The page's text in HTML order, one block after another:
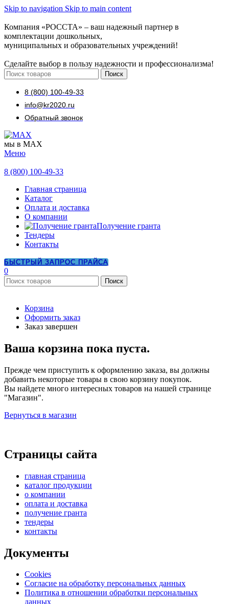
Skip to navigation Skip to main content
Компания «РОССТА» – ваш надежный партнер в
комплектации дошкольных,
муниципальных и образовательных учреждений!
Сделайте выбор в пользу надежности и профессионализма!
Поиск
8 (800) 100-49-33
info@kr2020.ru
Обратный звонок
мы в MAX
Меню
8 (800) 100-49-33
Главная страница
Каталог
Оплата и доставка
О компании
Получение гранта
Тендеры
Контакты
БЫСТРЫЙ ЗАПРОС ПРАЙСА
0
Поиск
Корзина
Оформить заказ
Заказ завершен
Ваша корзина пока пуста.
Прежде чем приступить к оформлению заказа, вы должны
добавить некоторые товары в свою корзину покупок.
Вы найдете много интересных товаров на нашей странице
"Магазин".
Вернуться в магазин
Страницы сайта
главная страница
каталог продукции
о компании
оплата и доставка
получение гранта
тендеры
контакты
Документы
Cookies
Согласие на обработку персональных данных
Политика в отношении обработки персональных
данных